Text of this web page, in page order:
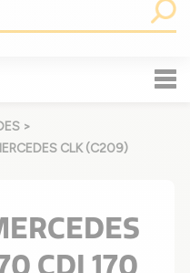
>
CLK (C209)
CDI 170